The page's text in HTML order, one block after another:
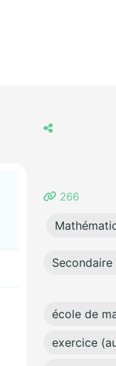
266
Secondaire
école de
exercice